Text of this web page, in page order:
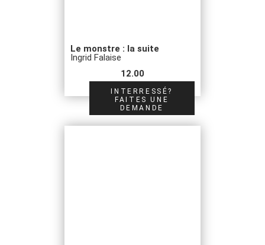
Le monstre : la suite
Ingrid Falaise
12.00
INTERRESSÉ?
FAITES UNE
DEMANDE